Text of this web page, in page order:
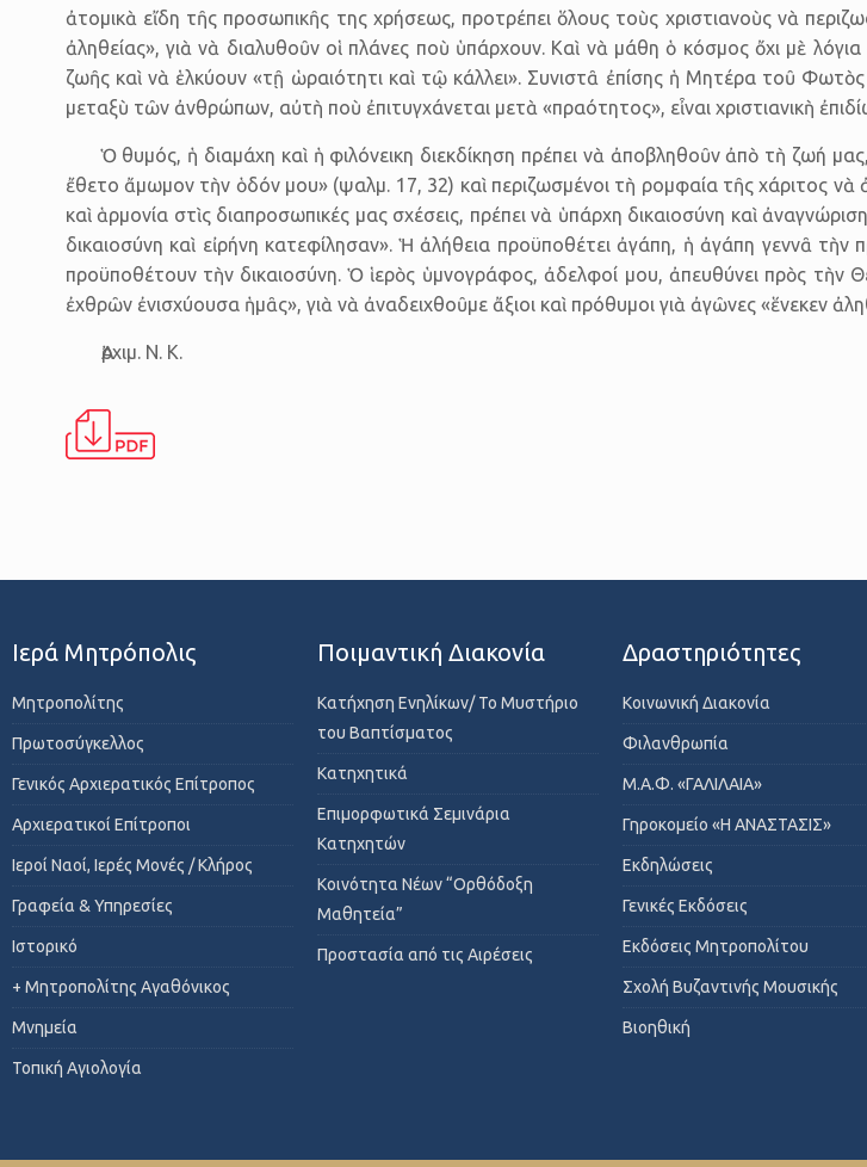
ἀτομικὰ εἴδη τῆς προσωπικῆς της χρήσεως, προτρέπει ὅλους τοὺς χριστιανοὺς νὰ
ἀληθείας», γιὰ νὰ διαλυθοῦν οἱ πλάνες ποὺ ὑπάρχουν. Καὶ νὰ μάθη ὁ κόσμος ὄχι μὲ
ζωῆς καὶ νὰ ἑλκύουν «τῇ ὡραιότητι καὶ τῷ κάλλει». Συνιστᾶ ἐπίσης ἡ Μητέρα τοῦ
μεταξὺ τῶν ἀνθρώπων, αὐτὴ ποὺ ἐπιτυγχάνεται μετὰ «πραότητος», εἶναι χριστιανικὴ
Ὁ θυμός, ἡ διαμάχη καὶ ἡ φιλόνεικη διεκδίκηση πρέπει νὰ ἀποβληθοῦν ἀπὸ τὴ ζωή
ἔθετο ἄμωμον τὴν ὁδόν μου» (ψαλμ. 17, 32) καὶ περιζωσμένοι τὴ ρομφαία τῆς χάριτος
καὶ ἁρμονία στὶς διαπροσωπικές μας σχέσεις, πρέπει νὰ ὑπάρχη δικαιοσύνη καὶ
δικαιοσύνη καὶ εἰρήνη κατεφίλησαν». Ἡ ἀλήθεια προϋποθέτει ἀγάπη, ἡ ἀγάπη γεννᾶ
προϋποθέτουν τὴν δικαιοσύνη. Ὁ ἱερὸς ὑμνογράφος, ἀδελφοί μου, ἀπευθύνει πρὸς
ἐχθρῶν ἐνισχύουσα ἡμᾶς», γιὰ νὰ ἀναδειχθοῦμε ἄξιοι καὶ πρόθυμοι γιὰ ἀγῶνες «ἕνεκεν
Ἀρχιμ. Ν. Κ.
Ιερά Μητρόπολις
Μητροπολίτης
Πρωτοσύγκελλος
Γενικός Αρχιερατικός Επίτροπος
Αρχιερατικοί Επίτροποι
Ιεροί Ναοί, Ιερές Μονές / Κλήρος
Γραφεία & Υπηρεσίες
Ιστορικό
+ Μητροπολίτης Αγαθόνικος
Μνημεία
Τοπική Αγιολογία
Ποιμαντική Διακονία
Κατήχηση Ενηλίκων/ Το Μυστήριο
του Βαπτίσματος
Κατηχητικά
Επιμορφωτικά Σεμινάρια
Κατηχητών
Κοινότητα Νέων “Ορθόδοξη
Μαθητεία”
Προστασία από τις Αιρέσεις
Δραστηριότητες
Κοινωνική Διακονία
Φιλανθρωπία
Μ.Α.Φ. «ΓΑΛΙΛΑΙΑ»
Γηροκομείο «Η ΑΝΑΣΤΑΣΙΣ»
Εκδηλώσεις
Γενικές Εκδόσεις
Εκδόσεις Μητροπολίτου
Σχολή Βυζαντινής Μουσικής
Βιοηθική